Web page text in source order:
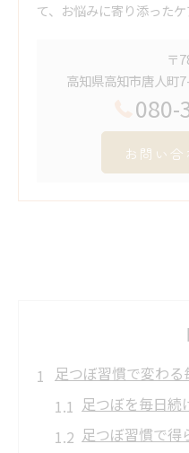
て、お悩みに寄り添ったケ
〒
高知県高知市唐人町
080-
お問い
足つぼ習慣で変わ
足つぼを毎日続
足つぼ習慣で得